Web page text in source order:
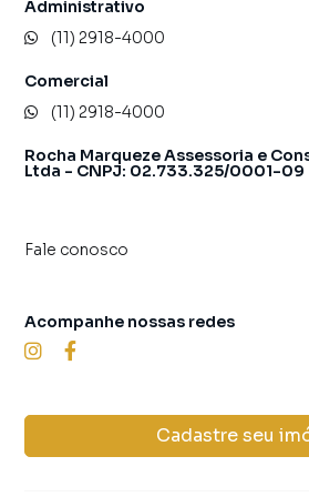
Administrativo
(11) 2918-4000
Comercial
(11) 2918-4000
Rocha Marqueze Assessoria e
Ltda - CNPJ: 02.733.325/0001-09
Fale conosco
Cadastre seu
Acompanhe nossas redes